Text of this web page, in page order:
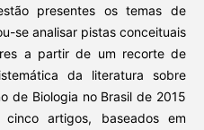
presentes os temas de
se analisar pistas conceituais
a partir de um recorte de
da literatura sobre
de Biologia no Brasil de 2015
cinco artigos, baseados em